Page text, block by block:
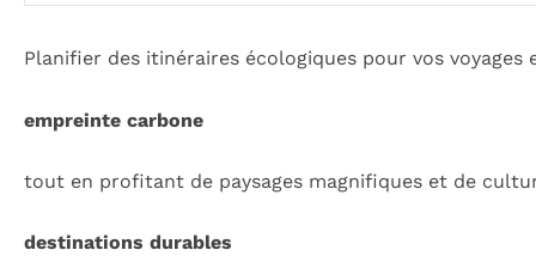
Planifier des itinéraires écologiques pour vos
empreinte carbone
tout en profitant de paysages magnifiques et de
destinations durables